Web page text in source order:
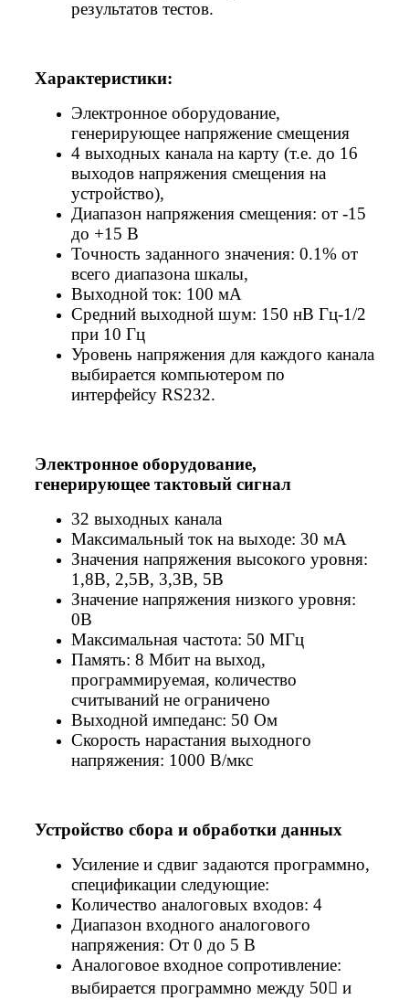
результатов тестов.
Характеристики:
Электронное оборудование,
генерирующее напряжение смещения
4 выходных канала на карту (т.е. до 16
выходов напряжения смещения на
устройство),
Диапазон напряжения смещения: от -15
до +15 В
Точность заданного значения: 0.1% от
всего диапазона шкалы,
Выходной ток: 100 мА
Средний выходной шум: 150 нВ Гц-1/2
при 10 Гц
Уровень напряжения для каждого канала
выбирается компьютером по
интерфейсу RS232.
Электронное оборудование,
генерирующее тактовый сигнал
32 выходных канала
Максимальный ток на выходе: 30 мА
Значения напряжения высокого уровня:
1,8В, 2,5В, 3,3В, 5В
Значение напряжения низкого уровня:
0В
Максимальная частота: 50 МГц
Память: 8 Мбит на выход,
программируемая, количество
считываний не ограничено
Выходной импеданс: 50 Ом
Скорость нарастания выходного
напряжения: 1000 В/мкс
Устройство сбора и обработки данных
Усиление и сдвиг задаются программно,
спецификации следующие:
Количество аналоговых входов: 4
Диапазон входного аналогового
напряжения: От 0 до 5 В
Аналоговое входное сопротивление:
выбирается программно между 50 и